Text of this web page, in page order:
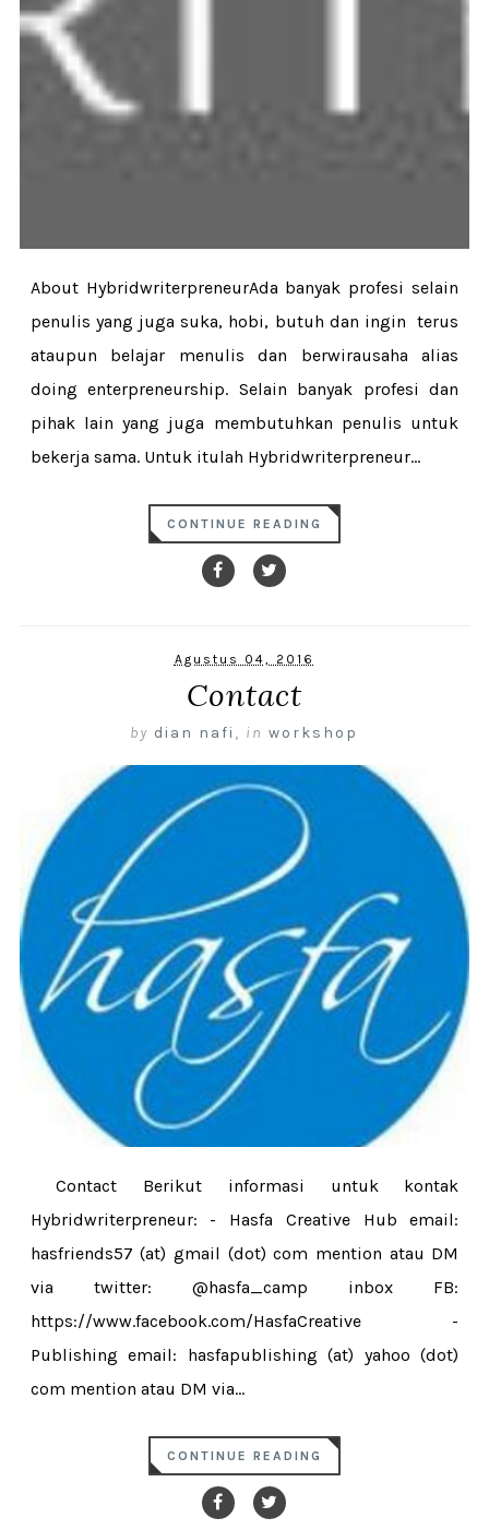
About HybridwriterpreneurAda banyak profesi selain
penulis yang juga suka, hobi, butuh dan ingin terus
ataupun belajar menulis dan berwirausaha alias
doing enterpreneurship. Selain banyak profesi dan
pihak lain yang juga membutuhkan penulis untuk
bekerja sama. Untuk itulah Hybridwriterpreneur...
CONTINUE READING
Agustus 04, 2016
Contact
by dian nafi , in workshop
Contact Berikut informasi untuk kontak
Hybridwriterpreneur: - Hasfa Creative Hub email:
hasfriends57 (at) gmail (dot) com mention atau DM
via twitter: @hasfa_camp inbox FB:
https://www.facebook.com/HasfaCreative -
Publishing email: hasfapublishing (at) yahoo (dot)
com mention atau DM via...
CONTINUE READING